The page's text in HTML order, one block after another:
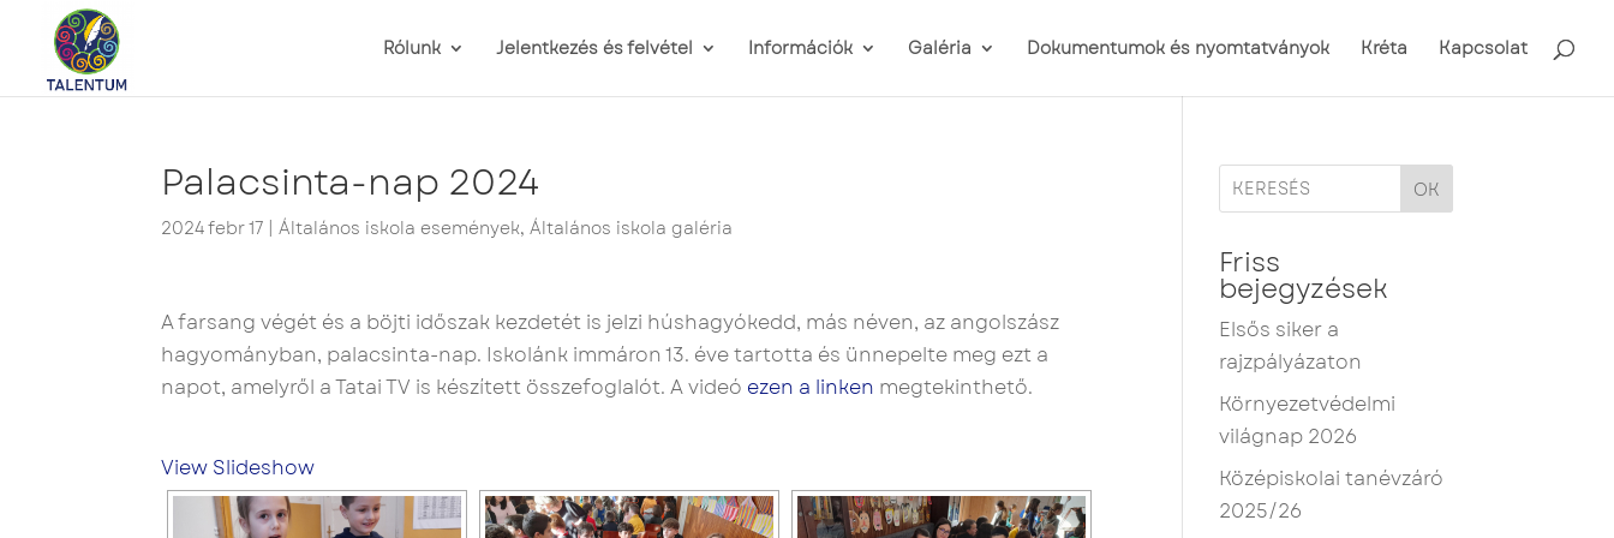
Rólunk Jelentkezés és felvétel Információk Galéria Dokumentumok és nyomtatványok Kréta Kapcsolat
Palacsinta-nap 2024
2024 febr 17 |Általános iskola események,Általános iskola galéria
A farsang végét és a böjti időszak kezdetét is jelzi húshagyókedd, más néven, az angolszász
hagyományban, palacsinta-nap. Iskolánk immáron 13. éve tartotta és ünnepelte meg ezt a
napot, amelyről a Tatai TV is készített összefoglalót. A videó ezen a linken megtekinthető.
View Slideshow
OK
Friss
bejegyzések
Elsős siker a
rajzpályázaton
Környezetvédelmi
világnap 2026
Középiskolai tanévzáró
2025/26